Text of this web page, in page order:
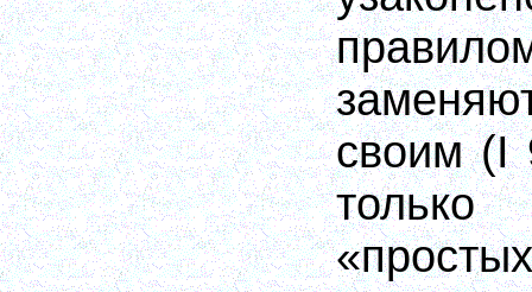
своим (I